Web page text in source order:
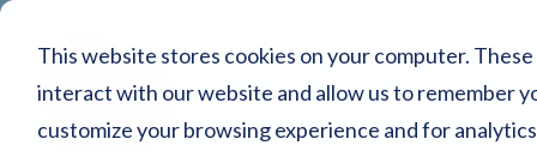
This website stores cookies on your computer.
interact with our website and allow us to remember
customize your browsing experience and for